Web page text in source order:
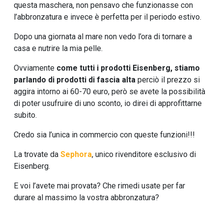
questa maschera, non pensavo che funzionasse con
l’abbronzatura e invece è perfetta per il periodo estivo.
Dopo una giornata al mare non vedo l’ora di tornare a
casa e nutrire la mia pelle.
Ovviamente come tutti i prodotti Eisenberg, stiamo
parlando di prodotti di fascia alta perciò il prezzo si
aggira intorno ai 60-70 euro, però se avete la possibilità
di poter usufruire di uno sconto, io direi di approfittarne
subito.
Credo sia l’unica in commercio con queste funzioni!!!
La trovate da Sephora, unico rivenditore esclusivo di
Eisenberg.
E voi l’avete mai provata? Che rimedi usate per far
durare al massimo la vostra abbronzatura?